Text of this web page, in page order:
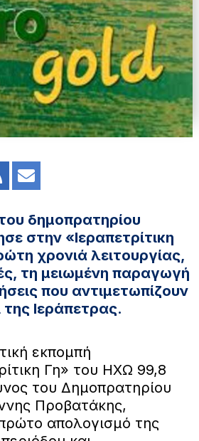
δημοπρατηρίου
στην «Ιεραπετρίτικη
χρονιά λειτουργίας,
τη μειωμένη παραγωγή
που αντιμετωπίζουν
Ιεράπετρας.
εκπομπή
Γη» του ΗΧΩ 99,8
του Δημοπρατηρίου
Προβατάκης,
απολογισμό της